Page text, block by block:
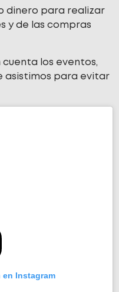
dinero para realizar
y de las compras
los eventos,
asistimos para evitar
en Instagram